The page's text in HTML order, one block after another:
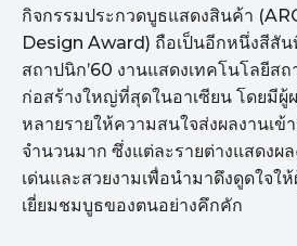
กิจกรรมประกวดบูธแสดงสินค้า
Design Award) ถือเป็นอีกหนึ่งสีสั
สถาปนิก’60 งานแสดงเทคโนโลยีส
ก่อสร้างใหญ่ที่สุดในอาเซียน โดยมีผู้
หลายรายให้ความสนใจส่งผลงานเข้
จำนวนมาก ซึ่งแต่ละรายต่างแสดงผ
เด่นและสวยงามเพื่อนำมาดึงดูดใจใ
เยี่ยมชมบูธของตนอย่างคึกคัก